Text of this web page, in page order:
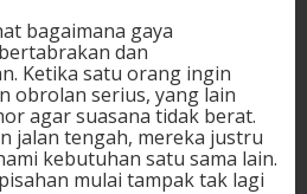
bagaimana gaya
dan
Ketika satu orang ingin
obrolan serius, yang lain
agar suasana tidak berat.
jalan tengah, mereka justru
kebutuhan satu sama lain.
mulai tampak tak lagi